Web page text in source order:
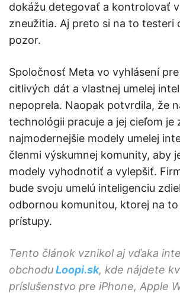
dokážu detegovať a kontrolovať
zneužitia. Aj preto si na to testeri
pozor.
Spoločnosť Meta vo vyhlásení
citlivých dát a vlastnej umelej
nepoprela. Naopak potvrdila, že
technológii pracuje a jej cieľom je
najmodernejšie modely umelej
členmi výskumnej komunity, aby
modely vyhodnotiť a vylepšiť.
bude svoju umelú inteligenciu
odbornou komunitou, ktorej na to
prístupy.
Tento článok vznikol aj vďaka
obchoduLoopi.sk, kde nájdete
príslušenstvo pre iPhone, Apple